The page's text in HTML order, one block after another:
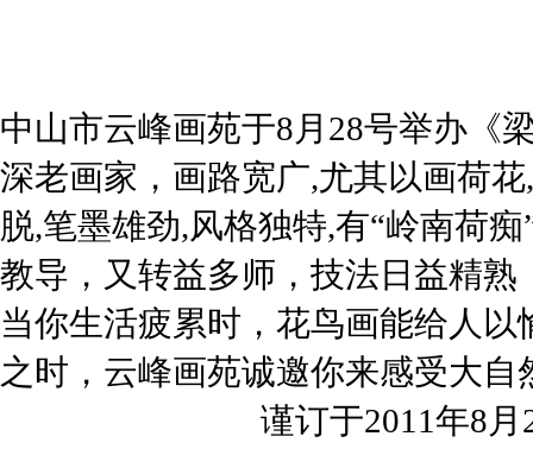
中山市云峰画苑于8月28号举办《
深老画家，画路宽广,尤其以画荷
脱,笔墨雄劲,风格独特,有“岭南荷
教导，又转益多师，技法日益精
当你生活疲累时，花鸟画能给人
之时，云峰画苑诚邀你来感受大
谨订于2011年8